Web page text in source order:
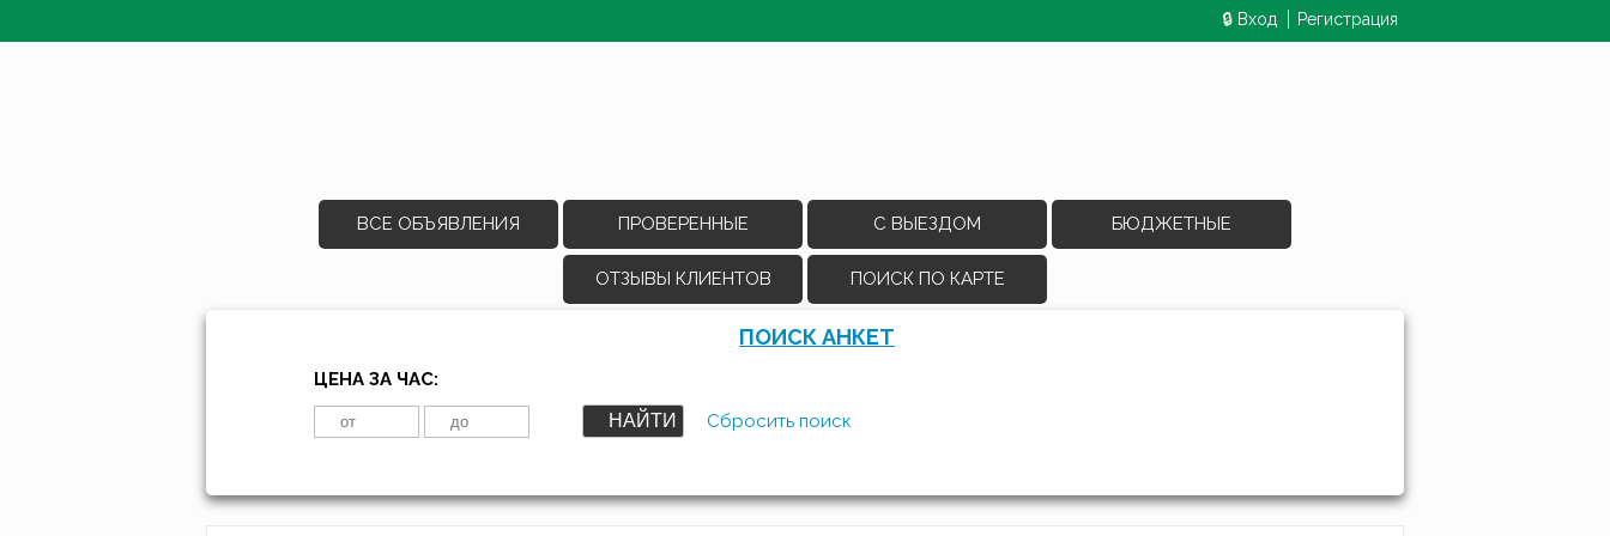
🔒 Вход Регистрация
ВСЕ ОБЪЯВЛЕНИЯ ПРОВЕРЕННЫЕ С ВЫЕЗДОМ БЮДЖЕТНЫЕ
ОТЗЫВЫ КЛИЕНТОВ ПОИСК ПО КАРТЕ
ПОИСК АНКЕТ
ЦЕНА ЗА ЧАС:
НАЙТИ Сбросить поиск